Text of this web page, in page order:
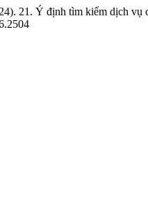
21. Ý định tìm kiếm dịch vụ